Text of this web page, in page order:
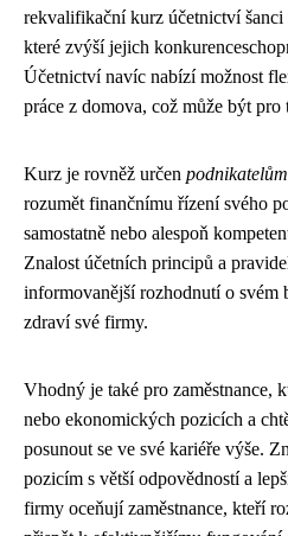
rekvalifikační kurz účetnictví
které zvýší jejich
Účetnictví navíc nabízí možnost
práce z domova, což může být
Kurz je rovněž určen
rozumět finančnímu řízení svého
samostatně nebo alespoň
Znalost účetních principů a
informovanější rozhodnutí o svém
zdraví své firmy.
Vhodný je také pro zaměstnance,
nebo ekonomických pozicích a
posunout se ve své kariéře výše.
pozicím s větší odpovědností a
firmy oceňují zaměstnance, kteří